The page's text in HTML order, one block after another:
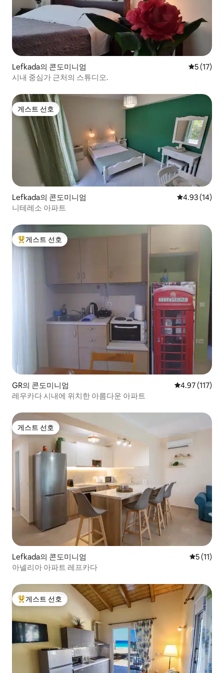
Lefkada의 콘도미니엄 평점 5점
5 (17)
시내 중심가 근처의 스튜디오.
게스트 선호
게스트 선호
Lefkada의 콘도미니엄 평점 4.93점
4.93 (14)
니테레소 아파트
상위 게스트 선호
게스트 선호
GR의 콘도미니엄 평점 4.97점(5
4.97 (117)
레우카다 시내에 위치한 아름다운 아파트
게스트 선호
게스트 선호
Lefkada의 콘도미니엄 평점 5점
5 (11)
아넬리아 아파트 레프카다
상위 게스트 선호
게스트 선호